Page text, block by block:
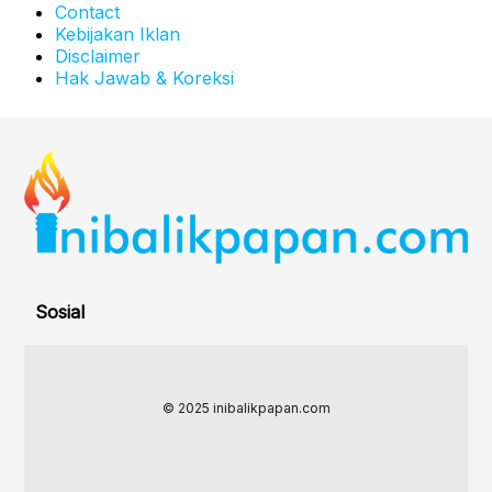
Contact
Kebijakan Iklan
Disclaimer
Hak Jawab & Koreksi
Sosial
© 2025 inibalikpapan.com